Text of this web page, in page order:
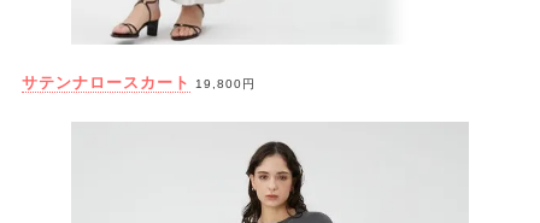
サテンナロースカート 19,800円